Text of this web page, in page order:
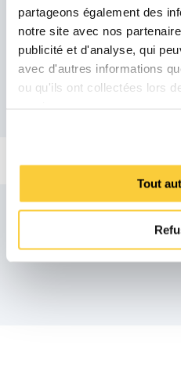
partageons également des
notre site avec nos
publicité et d'analyse, qui
avec d'autres informations
ou qu'ils ont collectées lors
Tout
Produits
Produits